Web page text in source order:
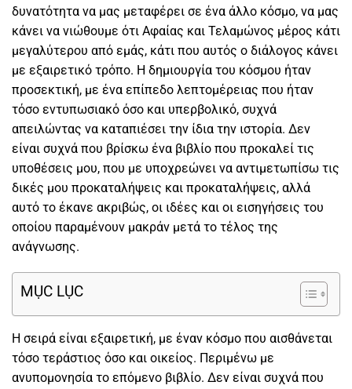
δυνατότητα να μας μεταφέρει σε ένα άλλο κόσμο, να μας
κάνει να νιώθουμε ότι Αφαίας και Τελαμώνος μέρος κάτι
μεγαλύτερου από εμάς, κάτι που αυτός ο διάλογος κάνει
με εξαιρετικό τρόπο. Η δημιουργία του κόσμου ήταν
προσεκτική, με ένα επίπεδο λεπτομέρειας που ήταν
τόσο εντυπωσιακό όσο και υπερβολικό, συχνά
απειλώντας να καταπιέσει την ίδια την ιστορία. Δεν
είναι συχνά που βρίσκω ένα βιβλίο που προκαλεί τις
υποθέσεις μου, που με υποχρεώνει να αντιμετωπίσω τις
δικές μου προκαταλήψεις και προκαταλήψεις, αλλά
αυτό το έκανε ακριβώς, οι ιδέες και οι εισηγήσεις του
οποίου παραμένουν μακράν μετά το τέλος της
ανάγνωσης.
MỤC LỤC
Η σειρά είναι εξαιρετική, με έναν κόσμο που αισθάνεται
τόσο τεράστιος όσο και οικείος. Περιμένω με
ανυπομονησία το επόμενο βιβλίο. Δεν είναι συχνά που